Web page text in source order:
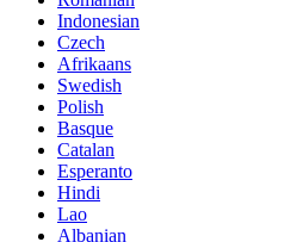
Indonesian
Czech
Afrikaans
Swedish
Polish
Basque
Catalan
Esperanto
Hindi
Lao
Albanian